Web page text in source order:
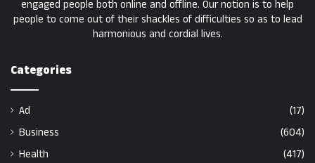
engaged people both online and offline. Our notion is to help
people to come out of their shackles of difficulties so as to lead
harmonious and cordial lives.
Categories
Ad
(17)
Business
(604)
Health
(417)